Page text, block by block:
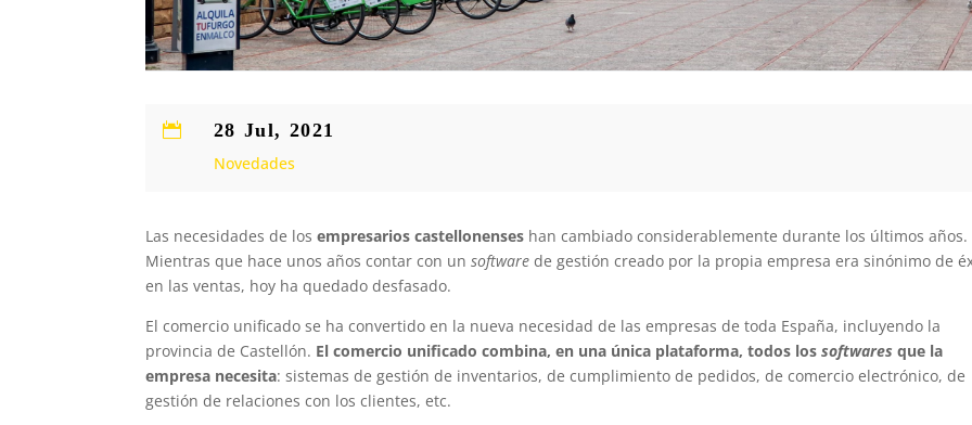
 28 Jul, 2021
Novedades
Las necesidades de losempresarios castellonenses han cambiado considerablemente durante los últimos años.
Mientras que hace unos años contar con unsoftwarede gestión creado por la propia empresa era sinónimo de
en las ventas, hoy ha quedado desfasado.
El comercio unificado se ha convertido en la nueva necesidad de las empresas de toda España, incluyendo la
provincia de Castellón. El comercio unificado combina, en una única plataforma, todos lossoftwaresque la
empresa necesita: sistemas de gestión de inventarios, de cumplimiento de pedidos, de comercio electrónico, de
gestión de relaciones con los clientes, etc.